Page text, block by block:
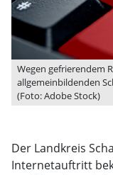
Wegen gefrierendem
allgemeinbildenden
(Foto: Adobe Stock)
Der Landkreis
Internetauftritt